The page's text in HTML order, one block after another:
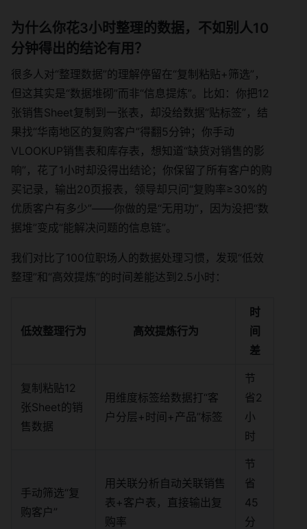
为什么你花3小时整理的数据，不如别人10
分钟得出的结论有用？
很多人对“整理数据”的理解停留在“复制粘贴+筛选”，
但这其实是“数据堆砌”而非“信息提炼”。比如：你把12
张销售Sheet复制到一张表，却没给数据“贴标签”，结
果找“华南地区的复购客户”得翻5分钟；你手动
VLOOKUP销售表和库存表，想知道“缺货对销售的影
响”，花了1小时却没得出结论；你保留了所有客户的购
买记录，输出20页报表，领导却只问“复购率≥30%的
优质客户有多少”——你做的是“无用功”，因为没把“数
据堆”变成“能解决问题的信息链”。
我们对比了100位职场人的数据处理习惯，发现“低效
整理”和“高效提炼”的时间差能达到2.5小时：
低效整理行为 高效提炼行为
时
间
差
复制粘贴12
张Sheet的销
售数据
用维度标签给数据打“客
户分层+时间+产品”标签
节
省2
小
时
手动筛选“复
购客户”
用关联分析自动关联销售
表+客户表，直接输出复
购率
节
省
45
分